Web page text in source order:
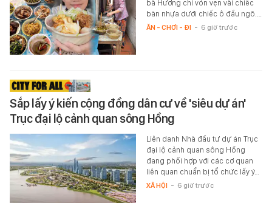
bà Hương chỉ vỏn vẹn vài chiếc
bàn nhựa dưới chiếc ô đầu ngõ.…
ĂN - CHƠI - ĐI - 6 giờ trước
Sắp lấy ý kiến cộng đồng dân cư về 'siêu dự án'
Trục đại lộ cảnh quan sông Hồng
Liên danh Nhà đầu tư dự án Trục
đại lộ cảnh quan sông Hồng
đang phối hợp với các cơ quan
liên quan chuẩn bị tổ chức lấy ý…
XÃ HỘI - 6 giờ trước